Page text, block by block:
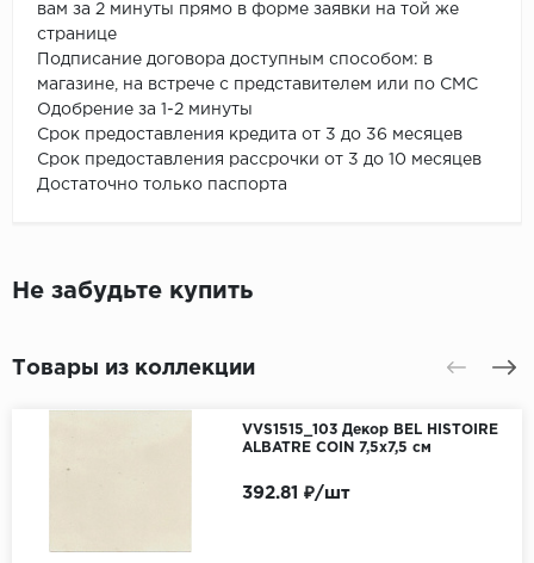
вам за 2 минуты прямо в форме заявки на той же
странице
Подписание договора доступным способом: в
магазине, на встрече с представителем или по СМС
Одобрение за 1-2 минуты
Срок предоставления кредита от 3 до 36 месяцев
Срок предоставления рассрочки от 3 до 10 месяцев
Достаточно только паспорта
Не забудьте купить
Товары из коллекции
VVS1515_103 Декор BEL HISTOIRE
ALBATRE COIN 7,5x7,5 см
392.81 ₽/шт